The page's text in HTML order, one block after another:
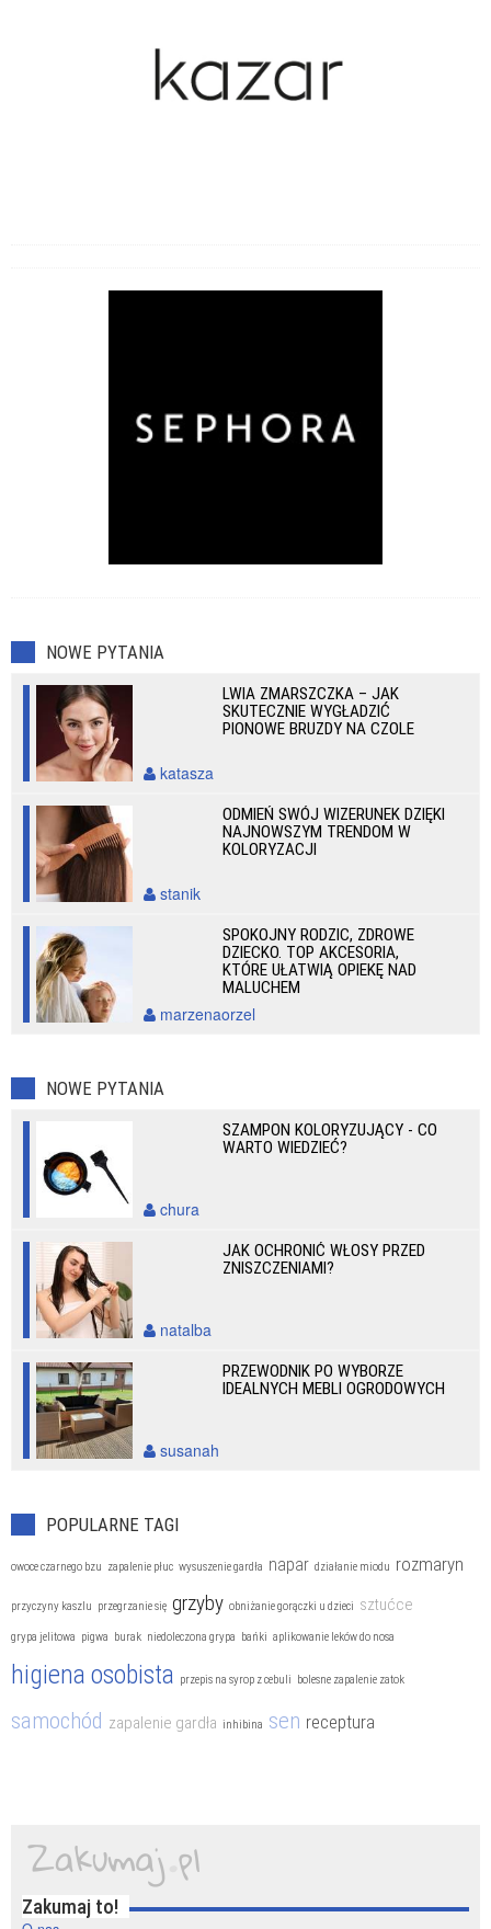
NOWE PYTANIA
LWIA ZMARSZCZKA – JAK
SKUTECZNIE WYGŁADZIĆ
PIONOWE BRUZDY NA CZOLE
katasza
ODMIEŃ SWÓJ WIZERUNEK DZIĘKI
NAJNOWSZYM TRENDOM W
KOLORYZACJI
stanik
SPOKOJNY RODZIC, ZDROWE
DZIECKO. TOP AKCESORIA,
KTÓRE UŁATWIĄ OPIEKĘ NAD
MALUCHEM
marzenaorzel
NOWE PYTANIA
SZAMPON KOLORYZUJĄCY - CO
WARTO WIEDZIEĆ?
chura
JAK OCHRONIĆ WŁOSY PRZED
ZNISZCZENIAMI?
natalba
PRZEWODNIK PO WYBORZE
IDEALNYCH MEBLI OGRODOWYCH
susanah
POPULARNE TAGI
owoce czarnego bzu zapalenie płuc wysuszenie gardła napar działanie miodu rozmaryn
przyczyny kaszlu przegrzanie się grzyby obniżanie gorączki u dzieci sztućce
grypa jelitowa pigwa burak niedoleczona grypa bańki aplikowanie leków do nosa
higiena osobista przepis na syrop z cebuli bolesne zapalenie zatok
samochód zapalenie gardła inhibina sen receptura
Zakumaj to!